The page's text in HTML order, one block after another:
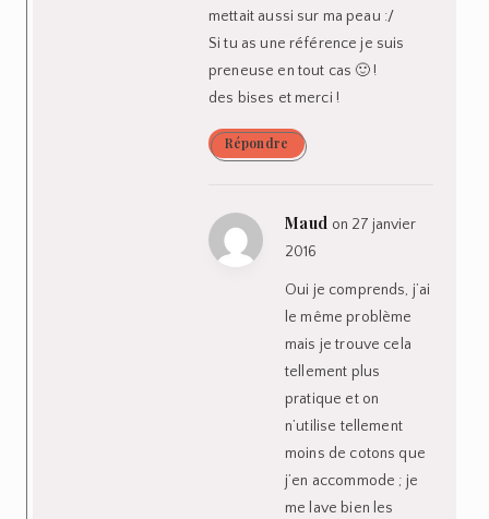
mettait aussi sur ma peau :/
Si tu as une référence je suis
preneuse en tout cas 🙂 !
des bises et merci !
Répondre
Maud on 27 janvier
2016
Oui je comprends, j’ai
le même problème
mais je trouve cela
tellement plus
pratique et on
n’utilise tellement
moins de cotons que
j’en accommode ; je
me lave bien les